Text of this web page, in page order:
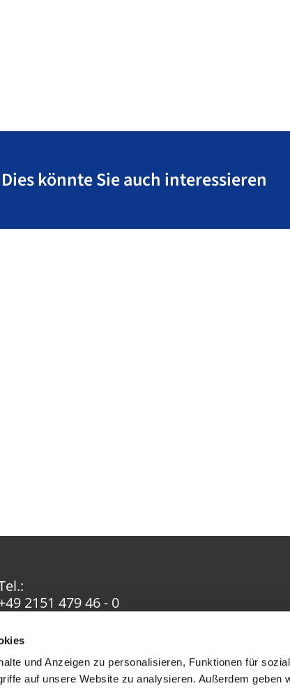
und Anzeigen zu personalisieren, Funktionen für
auf unsere Website zu analysieren. Außerdem geben
Dies könnte Sie auch interessieren
2151 479 46 - 0
in-krefeld.de